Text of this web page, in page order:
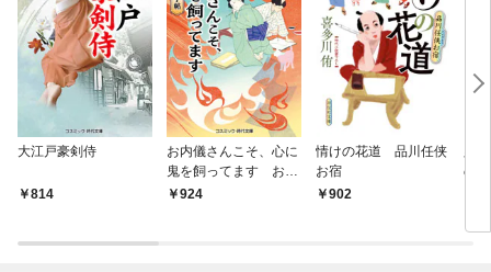
大江戸豪剣侍
814
お内儀さんこそ、心に
鬼を飼ってます おけ
いの戯作手帖
924
情けの花道 品川任侠
お宿
902
の